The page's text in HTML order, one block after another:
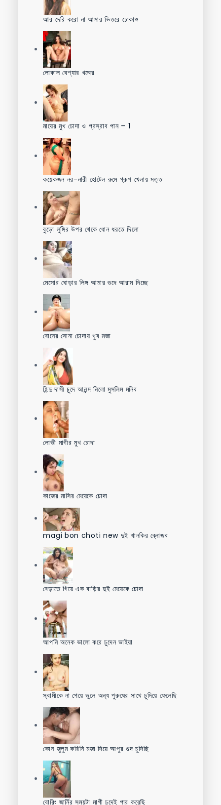
আর দেরি করো না আমার ভিতরে ঢোকাও
লোকাল বেশ্যার খদ্দের
মায়ের মুখ চোদা ও প্রস্রাব পান – 1
কয়েকজন নর-নারী হোটেল রুমে গ্রুপ খেলায় মত্ত
বুড়ো লুঙ্গির উপর থেকে ধোন ধরতে দিলো
মেসোর ঘোড়ার লিঙ্গ আমার গুদে আরাম দিচ্ছে
বোনের সোনা চোদায় খুব মজা
হিন্দু দাসী চুদে আনন্দ নিলো মুসলিম মনিব
লোভী মাগীর মুখ চোদা
কাজের মাসির মেয়েকে চোদা
magi bon choti new দুই খানকির ব্লোজব
বেড়াতে গিয়ে এক বাড়ির দুই মেয়েকে চোদা
আপনি অনেক ভালো করে চুদেন ভাইয়া
স্বামীকে না পেয়ে ভুলে অন্য পুরুষের সাথে চুদিয়ে ফেলেছি
কোন জুলুম করিনি মজা দিয়ে আপুর গুদ চুদিছি
বোরিং জার্নির সময়টা মাগী চুদেই পার করেছি